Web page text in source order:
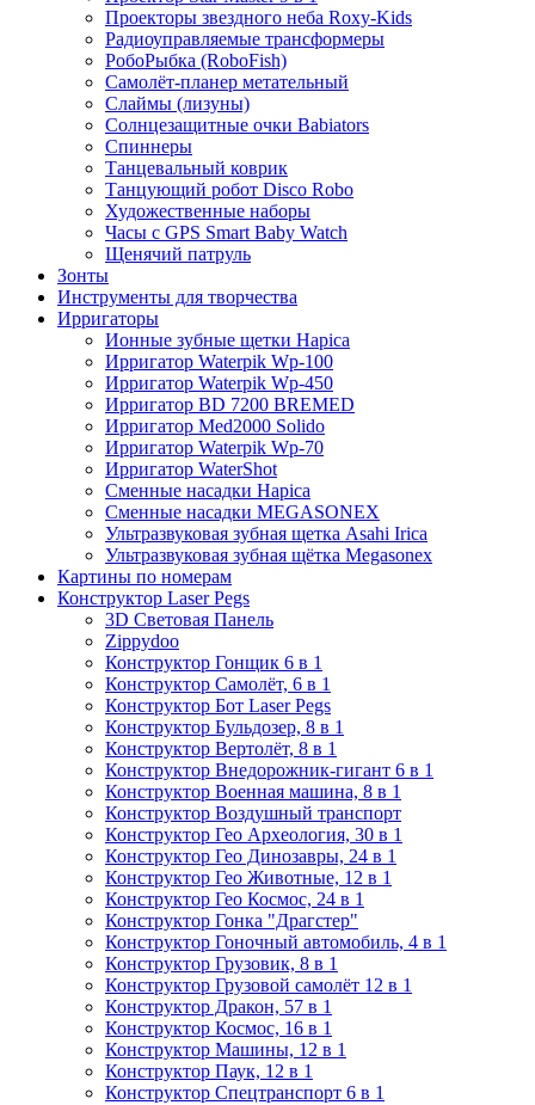
Проекторы звездного неба Roxy-Kids
Радиоуправляемые трансформеры
РобоРыбка (RoboFish)
Самолёт-планер метательный
Слаймы (лизуны)
Солнцезащитные очки Babiators
Спиннеры
Танцевальный коврик
Танцующий робот Disco Robo
Художественные наборы
Часы с GPS Smart Baby Watch
Щенячий патруль
Зонты
Инструменты для творчества
Ирригаторы
Ионные зубные щетки Hapica
Ирригатор Waterpik Wp-100
Ирригатор Waterpik Wp-450
Ирригатор BD 7200 BREMED
Ирригатор Med2000 Solido
Ирригатор Waterpik Wp-70
Ирригатор WaterShot
Сменные насадки Hapica
Сменные насадки MEGASONEX
Ультразвуковая зубная щетка Asahi Irica
Ультразвуковая зубная щётка Megasonex
Картины по номерам
Конструктор Laser Pegs
3D Световая Панель
Zippydoo
Конструктор Гонщик 6 в 1
Конструктор Cамолёт, 6 в 1
Конструктор Бот Laser Pegs
Конструктор Бульдозер, 8 в 1
Конструктор Вертолёт, 8 в 1
Конструктор Внедорожник-гигант 6 в 1
Конструктор Военная машина, 8 в 1
Конструктор Воздушный транспорт
Конструктор Гео Археология, 30 в 1
Конструктор Гео Динозавры, 24 в 1
Конструктор Гео Животные, 12 в 1
Конструктор Гео Космос, 24 в 1
Конструктор Гонка "Драгстер"
Конструктор Гоночный автомобиль, 4 в 1
Конструктор Грузовик, 8 в 1
Конструктор Грузовой самолёт 12 в 1
Конструктор Дракон, 57 в 1
Конструктор Космос, 16 в 1
Конструктор Машины, 12 в 1
Конструктор Паук, 12 в 1
Конструктор Спецтранспорт 6 в 1